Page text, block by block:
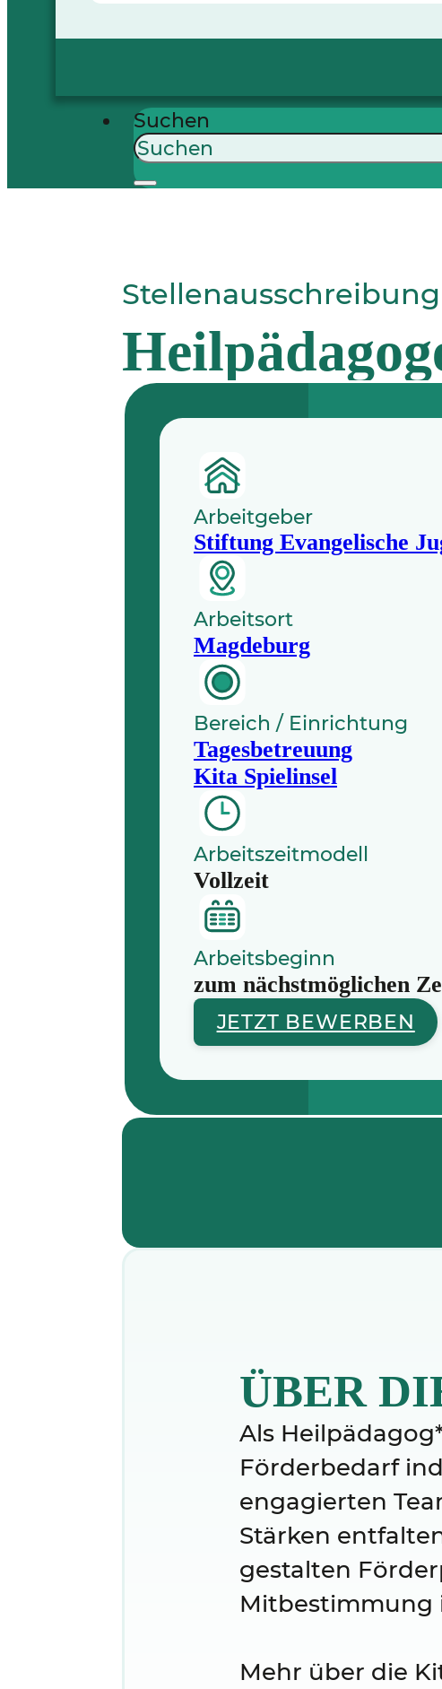
Suchen
Stellenausschreibung
Arbeitgeber
Stiftung Evangelische
Arbeitsort
Magdeburg
Bereich / Einrichtung
Tagesbetreuung
Kita Spielinsel
Arbeitszeitmodell
Vollzeit
Arbeitsbeginn
zum nächstmöglichen
JETZT BEWERBEN
ÜBER
Als
Förderbedarf
engagierten
Stärken
gestalten
Mitbestimmung
Mehr über die